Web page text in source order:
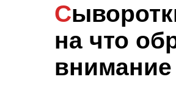
Сыворотки для ресниц:
на что